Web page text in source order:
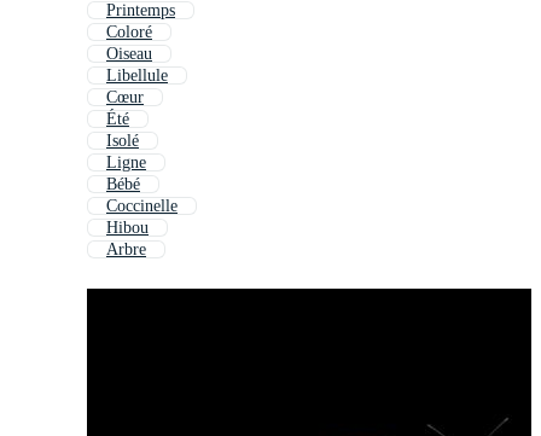
Printemps
Coloré
Oiseau
Libellule
Cœur
Été
Isolé
Ligne
Bébé
Coccinelle
Hibou
Arbre